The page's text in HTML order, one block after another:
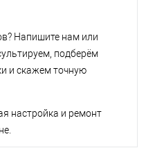
Напишите нам или
подберём
и скажем точную
настройка и ремонт